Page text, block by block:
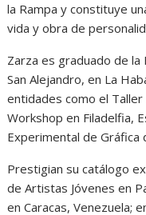
la Rampa y constituye
vida y obra de
Zarza es graduado de la
San Alejandro, en La
entidades como el
Workshop en Filadelfia,
Experimental de Gráfica
Prestigian su catálogo
de Artistas Jóvenes en
en Caracas, Venezuela;